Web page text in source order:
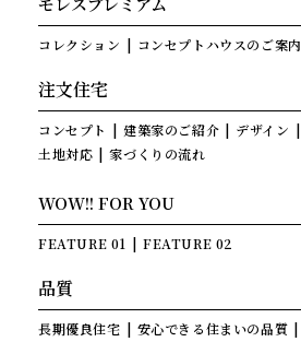
コレクション コンセプトハウスのご案内
注文住宅
コンセプト 建築家のご紹介 デザイン
土地対応
家づくりの流れ
WOW!! FOR YOU
FEATURE 01 FEATURE 02
品質
長期優良住宅
安心できる住まいの品質